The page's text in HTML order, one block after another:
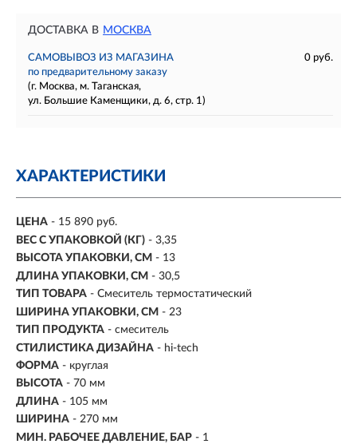
ДОСТАВКА В МОСКВА
САМОВЫВОЗ ИЗ МАГАЗИНА
0 руб.
по предварительному заказу
(г. Москва, м. Таганская,
ул. Большие Каменщики, д. 6, стр. 1)
ХАРАКТЕРИСТИКИ
ЦЕНА - 15 890 руб.
ВЕС С УПАКОВКОЙ (КГ) - 3,35
ВЫСОТА УПАКОВКИ, СМ - 13
ДЛИНА УПАКОВКИ, СМ - 30,5
ТИП ТОВАРА - Смеситель термостатический
ШИРИНА УПАКОВКИ, СМ - 23
ТИП ПРОДУКТА - смеситель
СТИЛИСТИКА ДИЗАЙНА - hi-tech
ФОРМА - круглая
ВЫСОТА - 70 мм
ДЛИНА - 105 мм
ШИРИНА - 270 мм
МИН. РАБОЧЕЕ ДАВЛЕНИЕ, БАР - 1